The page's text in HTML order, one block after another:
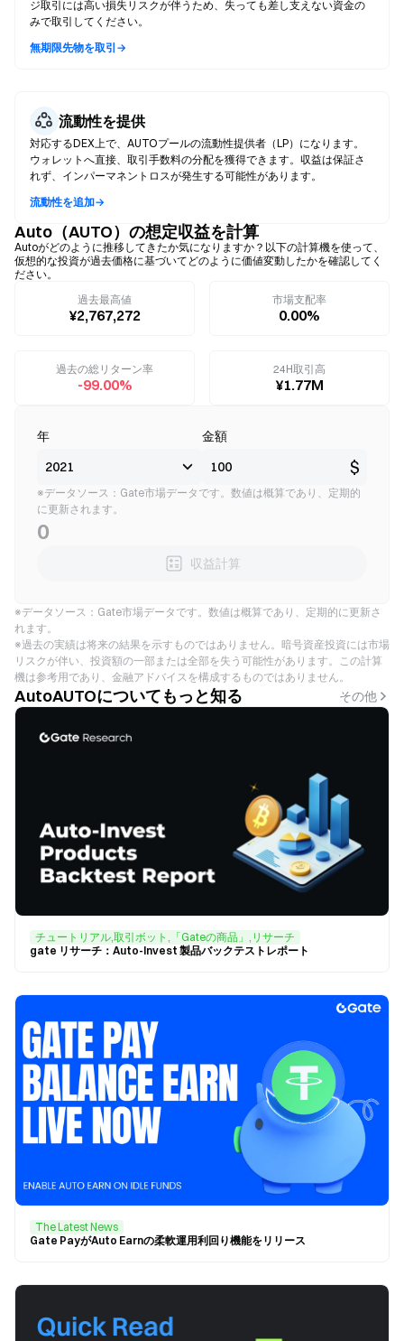
ジ取引には高い損失リスクが伴うため、失っても差し支えない資金の
みで取引してください。
無期限先物を取引→
流動性を提供
対応するDEX上で、AUTOプールの流動性提供者（LP）になります。
ウォレットへ直接、取引手数料の分配を獲得できます。収益は保証さ
れず、インパーマネントロスが発生する可能性があります。
流動性を追加→
Auto（AUTO）の想定収益を計算
Autoがどのように推移してきたか気になりますか？以下の計算機を使って、
仮想的な投資が過去価格に基づいてどのように価値変動したかを確認してく
ださい。
過去最高値
¥2,767,272
市場支配率
0.00%
過去の総リターン率
-99.00%
24H取引高
¥1.77M
年 金額
$
※データソース：Gate市場データです。数値は概算であり、定期的
に更新されます。
0
収益計算
※データソース：Gate市場データです。数値は概算であり、定期的に更新さ
れます。
※過去の実績は将来の結果を示すものではありません。暗号資産投資には市場
リスクが伴い、投資額の一部または全部を失う可能性があります。この計算
機は参考用であり、金融アドバイスを構成するものではありません。
AutoAUTOについてもっと知る その他
チュートリアル,取引ボット,「Gateの商品」,リサーチ
gate リサーチ：Auto-Invest 製品バックテストレポート
The Latest News
Gate PayがAuto Earnの柔軟運用利回り機能をリリース